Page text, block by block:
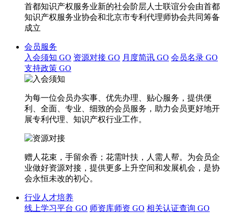
首都知识产权服务业新的社会阶层人士联谊分会由首都
知识产权服务业协会和北京市专利代理师协会共同筹备
成立
会员服务
入会须知 GO 资源对接 GO 月度简讯 GO 会员名录 GO
支持政策 GO
为每一位会员办实事、优先办理、贴心服务，提供便
利、全面、专业、细致的会员服务，助力会员更好地开
展专利代理、知识产权行业工作。
赠人花束，手留余香；花需叶扶，人需人帮。为会员企
业做好资源对接，提供更多上升空间和发展机会，是协
会永恒未改的初心。
行业人才培养
线上学习平台 GO 师资库师资 GO 相关认证查询 GO